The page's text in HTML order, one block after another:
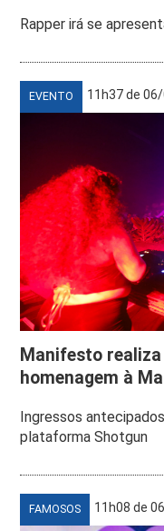
Rapper irá se
EVENTO 11h37 de
Manifesto
homenagem à
Ingressos
plataforma Shotgun
FAMOSOS 11h08 de